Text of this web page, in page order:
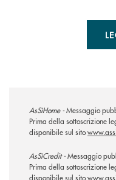
AsSìHome -Messaggio
Prima della sottoscrizione
disponibile sul sito
AsSìCredit -Messaggio
Prima della sottoscrizione